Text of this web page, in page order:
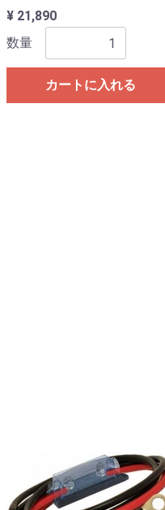
¥ 21,890
数量
カートに入れる